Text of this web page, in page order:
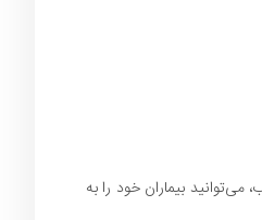
بیماران خود را به